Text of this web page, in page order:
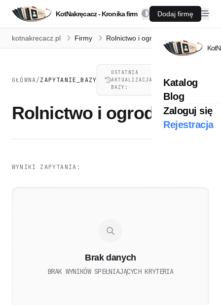
KotNakręcacz - Kronika firm Dodaj firmę
Katalog
Blog
Zaloguj się
Rejestracja
kotnakrecacz.pl Firmy Rolnictwo i ogrodnictwo
GŁÓWNA/ZAPYTANIE_BAZY
OSTATNIA
AKTUALIZACJA
BAZY:
21:41
Rolnictwo i ogrodnictwo
WYNIKI ZAPYTANIA:
Brak danych
BRAK WYNIKÓW SPEŁNIAJĄCYCH KRYTERIA